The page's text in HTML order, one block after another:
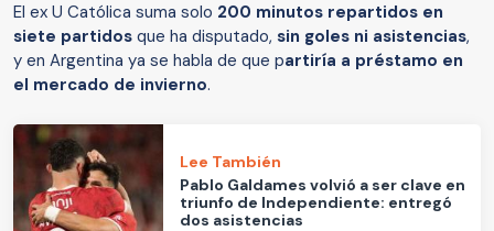
El ex U Católica suma solo 200 minutos repartidos en
siete partidos que ha disputado, sin goles ni asistencias,
y en Argentina ya se habla de que partiría a préstamo en
el mercado de invierno.
Lee También
Pablo Galdames volvió a ser clave en
triunfo de Independiente: entregó
dos asistencias